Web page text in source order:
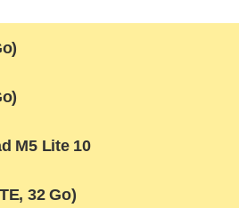
M5 Lite 10
32 Go)